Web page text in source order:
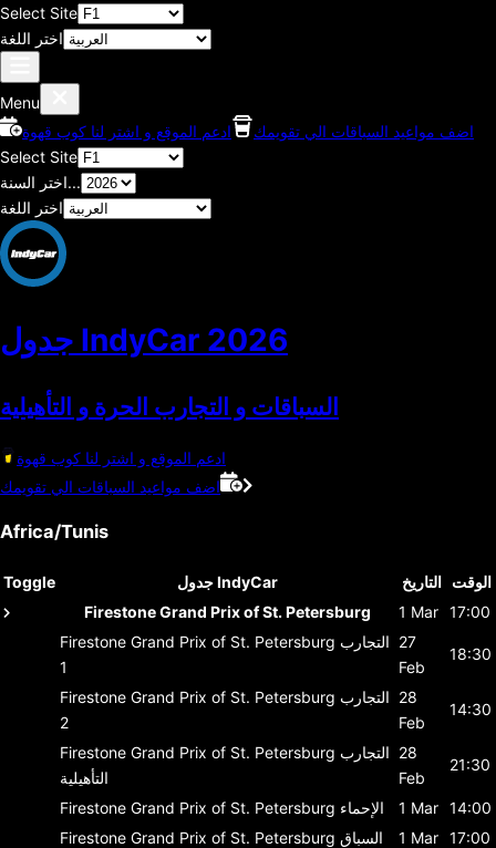
Select Site
اختر اللغة
Menu
اضف مواعيد السباقات الي تقويمك
ادعم الموقع و اشتر لنا كوب قهوة
Select Site
اختر السنة...
اختر اللغة
جدول IndyCar 2026
السباقات و التجارب الحرة و التأهيلية
ادعم الموقع و اشتر لنا كوب قهوة
اضف مواعيد السباقات الي تقويمك
Africa/Tunis
Toggle جدول IndyCar التاريخ الوقت
Firestone Grand Prix of St. Petersburg
1 Mar 17:00
Firestone Grand Prix of St. Petersburg التجارب
1
27
Feb
18:30
Firestone Grand Prix of St. Petersburg التجارب
2
28
Feb
14:30
Firestone Grand Prix of St. Petersburg التجارب
التأهيلية
28
Feb
21:30
Firestone Grand Prix of St. Petersburg الإحماء 1 Mar 14:00
Firestone Grand Prix of St. Petersburg السباق 1 Mar 17:00